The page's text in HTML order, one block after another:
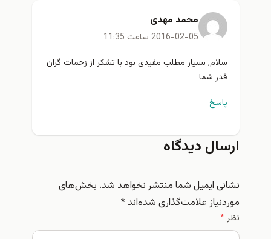
محمد مهدی
2016-02-05 ساعت 11:35
سلام, بسیار مطلب مفیدی بود با تشکر از زحمات گران
قدر شما
پاسخ
ارسال دیدگاه
نشانی ایمیل شما منتشر نخواهد شد. بخش‌های
موردنیاز علامت‌گذاری شده‌اند*
نظر*